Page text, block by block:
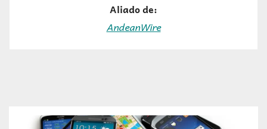
Aliado de:
AndeanWire